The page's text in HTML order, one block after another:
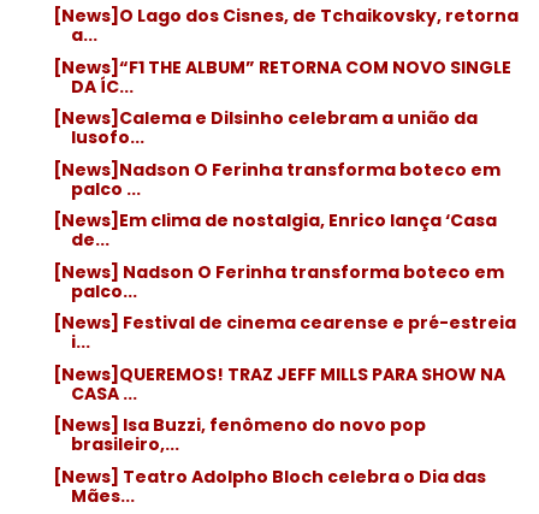
[News]O Lago dos Cisnes, de Tchaikovsky, retorna
a...
[News]“F1 THE ALBUM” RETORNA COM NOVO SINGLE
DA ÍC...
[News]Calema e Dilsinho celebram a união da
lusofo...
[News]Nadson O Ferinha transforma boteco em
palco ...
[News]Em clima de nostalgia, Enrico lança ‘Casa
de...
[News] Nadson O Ferinha transforma boteco em
palco...
[News] Festival de cinema cearense e pré-estreia
i...
[News]QUEREMOS! TRAZ JEFF MILLS PARA SHOW NA
CASA ...
[News] Isa Buzzi, fenômeno do novo pop
brasileiro,...
[News] Teatro Adolpho Bloch celebra o Dia das
Mães...